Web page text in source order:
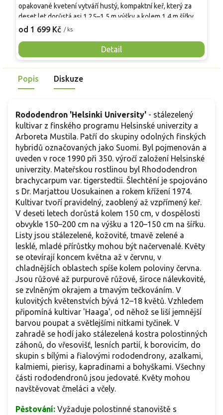
od 1 699 Kč / ks
Detail
opakované kvetení vytváří hustý, kompaktní keř, který za
deset let dorůstá asi 1,25–1,5 m výšky a kolem 1,4 m šířky.
Listy jsou eliptické, tmavě zelené, kožovité a stálezelené.
purpurově fialové barvy s bílým středem a žlutou kresbou v
hrdle. Kvete od konce května až do poloviny října.
Mrazuvzdornost cca −20 °C, rostlina je jedovatá.
Popis Diskuze
Rododendron 'Helsinki University' - stálezelený
kultivar z finského programu Helsinské univerzity a
Arboreta Mustila. Patří do skupiny odolných finských
hybridů označovaných jako Suomi. Byl pojmenován a
uveden v roce 1990 při 350. výročí založení Helsinské
univerzity. Mateřskou rostlinou byl Rhododendron
brachycarpum var. tigerstedtii. Šlechtění je spojováno
s Dr. Marjattou Uosukainen a rokem křížení 1974.
Kultivar tvoří pravidelný, zaoblený až vzpřímený keř.
V deseti letech dorůstá kolem 150 cm, v dospělosti
obvykle 150–200 cm na výšku a 120–150 cm na šířku.
Listy jsou stálezelené, kožovité, tmavě zelené a
lesklé, mladé přírůstky mohou být načervenalé. Květy
se otevírají koncem května až v červnu, v
chladnějších oblastech spíše kolem poloviny června.
Jsou růžové až purpurově růžové, široce nálevkovité,
se zvlněným okrajem a tmavým tečkováním. V
kulovitých květenstvích bývá 12–18 květů. Vzhledem
připomíná kultivar 'Haaga', od něhož se liší jemnější
barvou poupat a světlejšími nitkami tyčinek. V
zahradě se hodí jako stálezelená kostra polostinných
záhonů, do vřesovišť, lesních partií, k borovicím, do
skupin s bílými a fialovými rododendrony, azalkami,
kalmiemi, pierisy, kapradinami a bohyškami. Všechny
části rododendronů jsou jedovaté. Květy mohou
navštěvovat čmeláci a včely.
Pěstování: Vyžaduje polostinné stanoviště s